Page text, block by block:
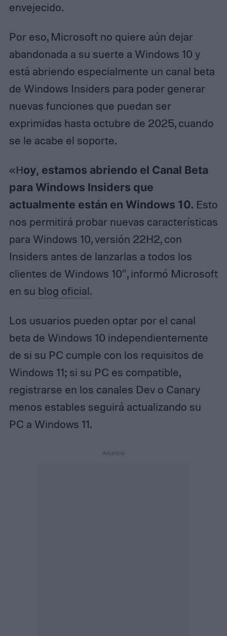
envejecido.
Por eso, Microsoft no quiere aún dejar
abandonada a su suerte a Windows 10 y
está abriendo especialmente un canal beta
de Windows Insiders para poder generar
nuevas funciones que puedan ser
exprimidas hasta octubre de 2025, cuando
se le acabe el soporte.
«Hoy, estamos abriendo el Canal Beta
para Windows Insiders que
actualmente están en Windows 10. Esto
nos permitirá probar nuevas características
para Windows 10, versión 22H2, con
Insiders antes de lanzarlas a todos los
clientes de Windows 10″, informó Microsoft
en su blog oficial.
Los usuarios pueden optar por el canal
beta de Windows 10 independientemente
de si su PC cumple con los requisitos de
Windows 11; si su PC es compatible,
registrarse en los canales Dev o Canary
menos estables seguirá actualizando su
PC a Windows 11.